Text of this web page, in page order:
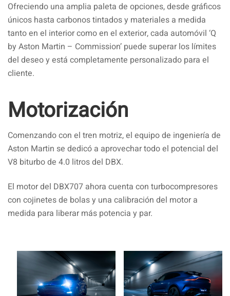
Ofreciendo una amplia paleta de opciones, desde gráficos
únicos hasta carbonos tintados y materiales a medida
tanto en el interior como en el exterior, cada automóvil ‘Q
by Aston Martin – Commission’ puede superar los límites
del deseo y está completamente personalizado para el
cliente.
Motorización
Comenzando con el tren motriz, el equipo de ingeniería de
Aston Martin se dedicó a aprovechar todo el potencial del
V8 biturbo de 4.0 litros del DBX.
El motor del DBX707 ahora cuenta con turbocompresores
con cojinetes de bolas y una calibración del motor a
medida para liberar más potencia y par.